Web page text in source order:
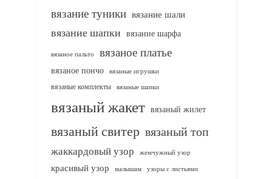
вязание туники вязание шали
вязание шапки вязание шарфа
вязаное пальто вязаное платье
вязаное пончо вязаные игрушки
вязаные комплекты
вязаные шапки
вязаный жакет вязаный жилет
вязаный свитер вязаный топ
жаккардовый узор жемчужный узор
красивый узор малышам узоры с листьями